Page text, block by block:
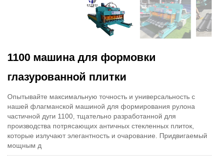
1100 машина для формовки
глазурованной плитки
Опытывайте максимальную точность и универсальность с
нашей флагманской машиной для формирования рулона
частичной дуги 1100, тщательно разработанной для
производства потрясающих античных стекленных плиток,
которые излучают элегантность и очарование. Придвигаемый
мощным д